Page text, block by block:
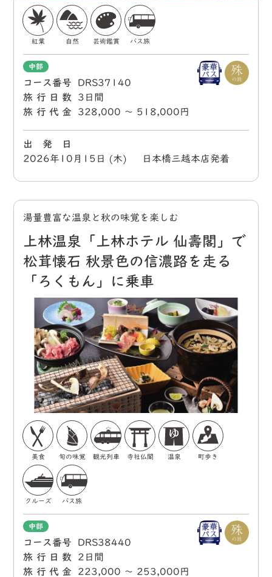
紅葉 自然 芸術鑑賞 バス旅
中部
コース番号
DRS37140
旅行日数
3日間
旅行代金
328,000 〜 518,000円
出 発 日
2026年10月15日 (木) 日本橋三越本店発着
湯量豊富な温泉と秋の味覚を楽しむ
上林温泉「上林ホテル 仙壽閣」で
松茸懐石 秋景色の信濃路を走る
「ろくもん」に乗車
美食 旬の味覚 観光列車 寺社仏閣 温泉 町歩き
クルーズ バス旅
中部
コース番号
DRS38440
旅行日数
2日間
旅行代金
223,000 〜 253,000円